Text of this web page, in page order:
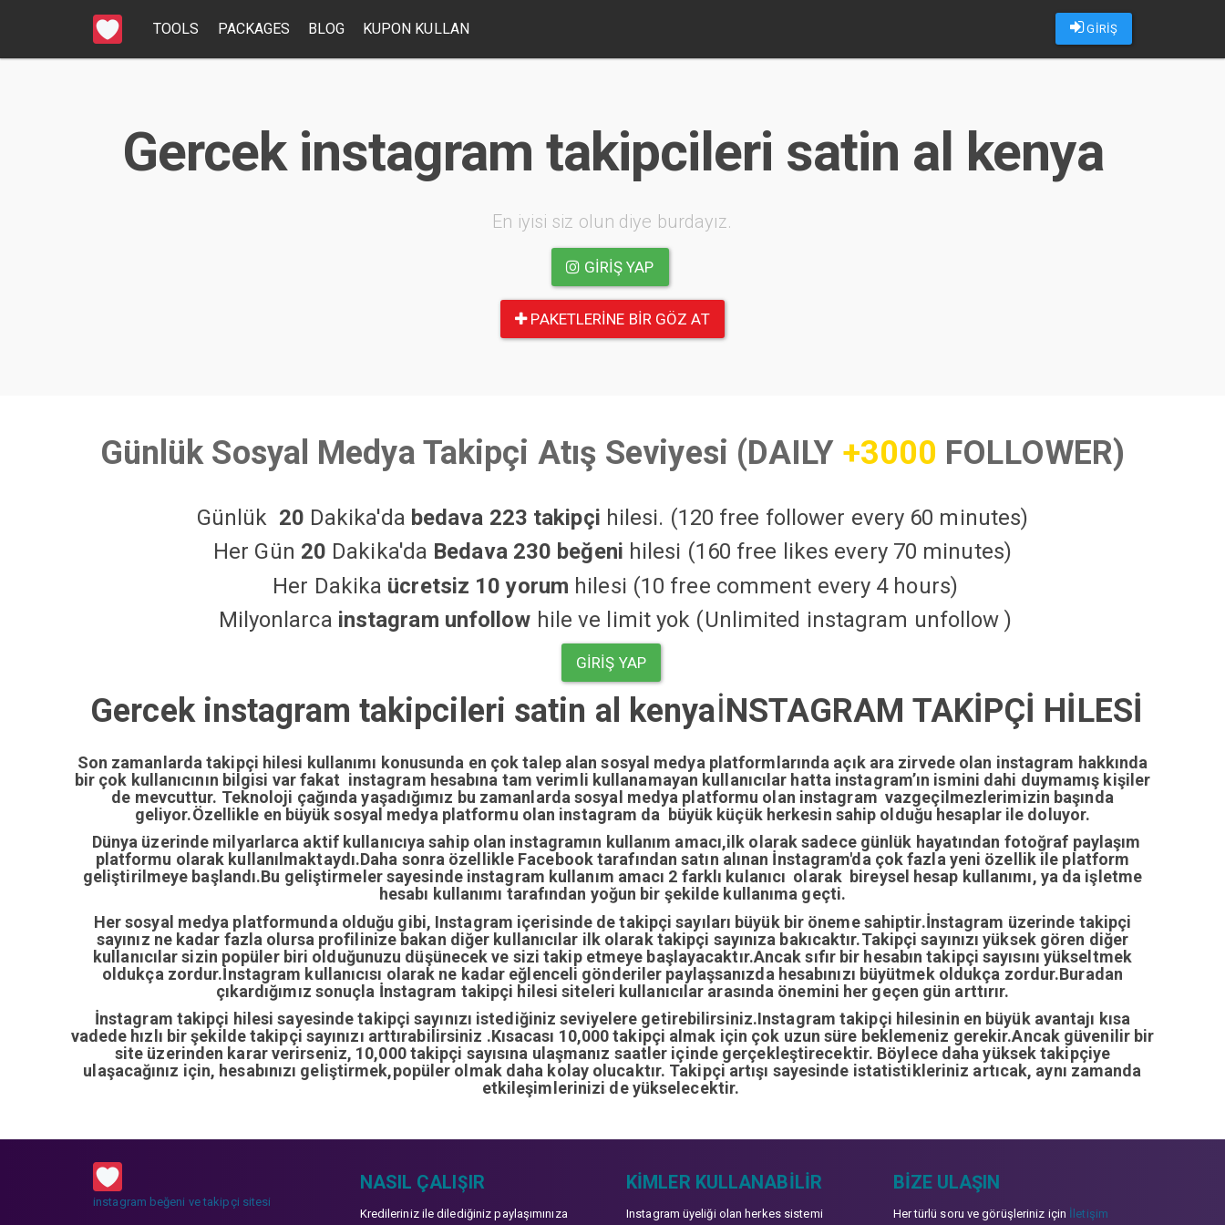
GİRİŞ
TOOLS PACKAGES BLOG KUPON KULLAN
Gercek instagram takipcileri satin al kenya
En iyisi siz olun diye burdayız.
GIRIŞ YAP
PAKETLERINE BIR GÖZ AT
Günlük Sosyal Medya Takipçi Atış Seviyesi (DAILY +3000 FOLLOWER)
Günlük 20 Dakika'da bedava 223 takipçi hilesi. (120 free follower every 60 minutes)
Her Gün 20 Dakika'da Bedava 230 beğeni hilesi (160 free likes every 70 minutes)
Her Dakika ücretsiz 10 yorum hilesi (10 free comment every 4 hours)
Milyonlarca instagram unfollow hile ve limit yok (Unlimited instagram unfollow )
GIRIŞ YAP
Gercek instagram takipcileri satin al kenyaİNSTAGRAM TAKİPÇİ HİLESİ
Son zamanlarda takipçi hilesi kullanımı konusunda en çok talep alan sosyal medya platformlarında açık ara zirvede olan instagram hakkında
bir çok kullanıcının bilgisi var fakat instagram hesabına tam verimli kullanamayan kullanıcılar hatta instagram’ın ismini dahi duymamış kişiler
de mevcuttur. Teknoloji çağında yaşadığımız bu zamanlarda sosyal medya platformu olan instagram vazgeçilmezlerimizin başında
geliyor.Özellikle en büyük sosyal medya platformu olan instagram da büyük küçük herkesin sahip olduğu hesaplar ile doluyor.
Dünya üzerinde milyarlarca aktif kullanıcıya sahip olan instagramın kullanım amacı,ilk olarak sadece günlük hayatından fotoğraf paylaşım
platformu olarak kullanılmaktaydı.Daha sonra özellikle Facebook tarafından satın alınan İnstagram'da çok fazla yeni özellik ile platform
geliştirilmeye başlandı.Bu geliştirmeler sayesinde instagram kullanım amacı 2 farklı kulanıcı olarak bireysel hesap kullanımı, ya da işletme
hesabı kullanımı tarafından yoğun bir şekilde kullanıma geçti.
Her sosyal medya platformunda olduğu gibi, Instagram içerisinde de takipçi sayıları büyük bir öneme sahiptir.İnstagram üzerinde takipçi
sayınız ne kadar fazla olursa profilinize bakan diğer kullanıcılar ilk olarak takipçi sayınıza bakıcaktır.Takipçi sayınızı yüksek gören diğer
kullanıcılar sizin popüler biri olduğunuzu düşünecek ve sizi takip etmeye başlayacaktır.Ancak sıfır bir hesabın takipçi sayısını yükseltmek
oldukça zordur.İnstagram kullanıcısı olarak ne kadar eğlenceli gönderiler paylaşsanızda hesabınızı büyütmek oldukça zordur.Buradan
çıkardığımız sonuçla İnstagram takipçi hilesi siteleri kullanıcılar arasında önemini her geçen gün arttırır.
İnstagram takipçi hilesi sayesinde takipçi sayınızı istediğiniz seviyelere getirebilirsiniz.Instagram takipçi hilesinin en büyük avantajı kısa
vadede hızlı bir şekilde takipçi sayınızı arttırabilirsiniz .Kısacası 10,000 takipçi almak için çok uzun süre beklemeniz gerekir.Ancak güvenilir bir
site üzerinden karar verirseniz, 10,000 takipçi sayısına ulaşmanız saatler içinde gerçekleştirecektir. Böylece daha yüksek takipçiye
ulaşacağınız için, hesabınızı geliştirmek,popüler olmak daha kolay olucaktır. Takipçi artışı sayesinde istatistikleriniz artıcak, aynı zamanda
etkileşimlerinizi de yükselecektir.
instagram beğeni ve takipçi sitesi
NASIL ÇALIŞIR
Kredileriniz ile dilediğiniz paylaşımınıza
KIMLER KULLANABILIR
Instagram üyeliği olan herkes sistemi
BIZE ULAŞIN
Her türlü soru ve görüşleriniz için İletişim